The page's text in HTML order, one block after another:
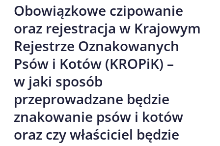
Obowiązkowe czipowanie
oraz rejestracja w Krajowym
Rejestrze Oznakowanych
Psów i Kotów (KROPiK) –
w jaki sposób
przeprowadzane będzie
znakowanie psów i kotów
oraz czy właściciel będzie